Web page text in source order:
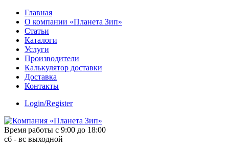
Skip
content
Главная
О компании «Планета Зип»
Статьи
Каталоги
Услуги
Производители
Калькулятор доставки
Доставка
Контакты
Login/Register
Время работы с 9:00 до 18:00
сб - вс выходной